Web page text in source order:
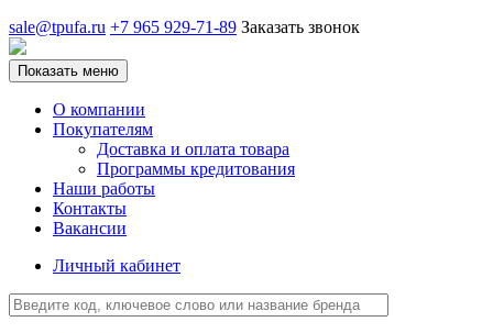
sale@tpufa.ru +7 965 929-71-89 Заказать звонок
Показать меню
О компании
Покупателям
Доставка и оплата товара
Программы кредитования
Наши работы
Контакты
Вакансии
Личный кабинет